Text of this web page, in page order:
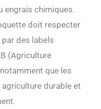
engrais chimiques.
doit respecter
des labels
(Agriculture
que les
agriculture durable et